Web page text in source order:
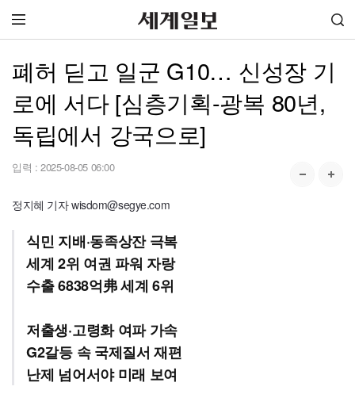
폐허 딛고 일군 G10… 신성장 기
로에 서다 [심층기획-광복 80년,
독립에서 강국으로]
입력 : 2025-08-05 06:00
정지혜 기자 wisdom@segye.com
식민 지배·동족상잔 극복
세계 2위 여권 파워 자랑
수출 6838억弗 세계 6위
저출생·고령화 여파 가속
G2갈등 속 국제질서 재편
난제 넘어서야 미래 보여